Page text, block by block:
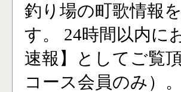
釣り場の町歌情報
す。 24時間以内に
速報】としてご覧
コース会員のみ）。